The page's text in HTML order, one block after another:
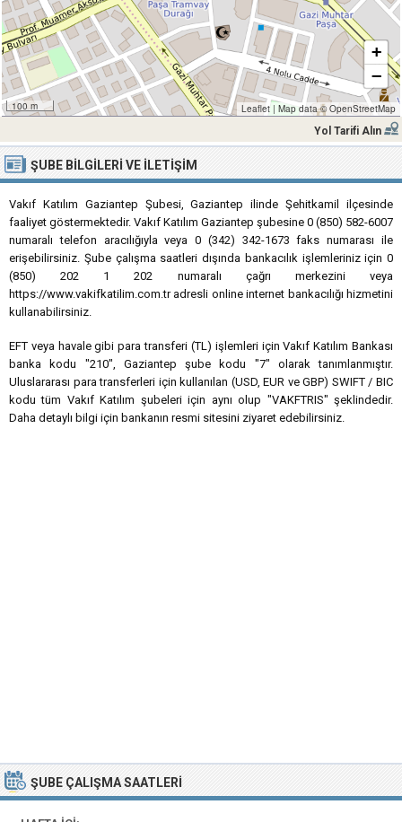
100 m
+
−
Leaflet | Map data © OpenStreetMap
Yol Tarifi Alın
ŞUBE BILGILERI VE İLETIŞIM
Vakıf Katılım Gaziantep Şubesi, Gaziantep ilinde Şehitkamil ilçesinde
faaliyet göstermektedir. Vakıf Katılım Gaziantep şubesine 0 (850) 582-6007
numaralı telefon aracılığıyla veya 0 (342) 342-1673 faks numarası ile
erişebilirsiniz. Şube çalışma saatleri dışında bankacılık işlemleriniz için 0
(850) 202 1 202 numaralı çağrı merkezini veya
https://www.vakifkatilim.com.tr adresli online internet bankacılığı hizmetini
kullanabilirsiniz.
EFT veya havale gibi para transferi (TL) işlemleri için Vakıf Katılım Bankası
banka kodu "210", Gaziantep şube kodu "7" olarak tanımlanmıştır.
Uluslararası para transferleri için kullanılan (USD, EUR ve GBP) SWIFT / BIC
kodu tüm Vakıf Katılım şubeleri için aynı olup "VAKFTRIS" şeklindedir.
Daha detaylı bilgi için bankanın resmi sitesini ziyaret edebilirsiniz.
ŞUBE ÇALIŞMA SAATLERI